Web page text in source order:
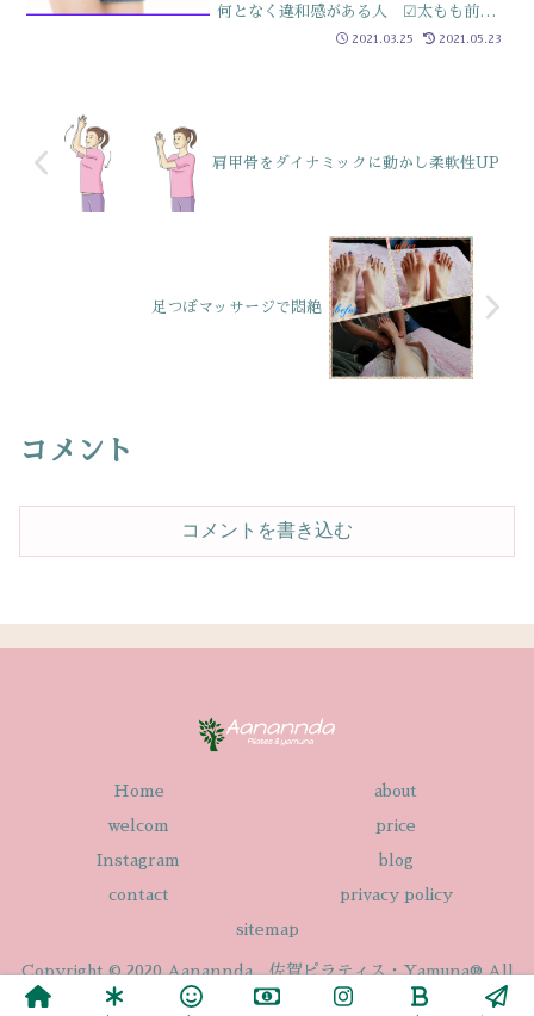
何となく違和感がある人 ☑太もも前側
が氣になる人この記事は、「股関節がイ
タクて、胡坐がかけない～理由編～」の
2021.03.25 2021.05.23
肩甲骨をダイナミックに動かし柔軟性UP
足つぼマッサージで悶絶
コメント
コメントを書き込む
Home about
welcom price
Instagram blog
contact privacy policy
sitemap
Copyright © 2020 Aanannda 佐賀ピラティス・Yamuna® All
Rights Reserved.